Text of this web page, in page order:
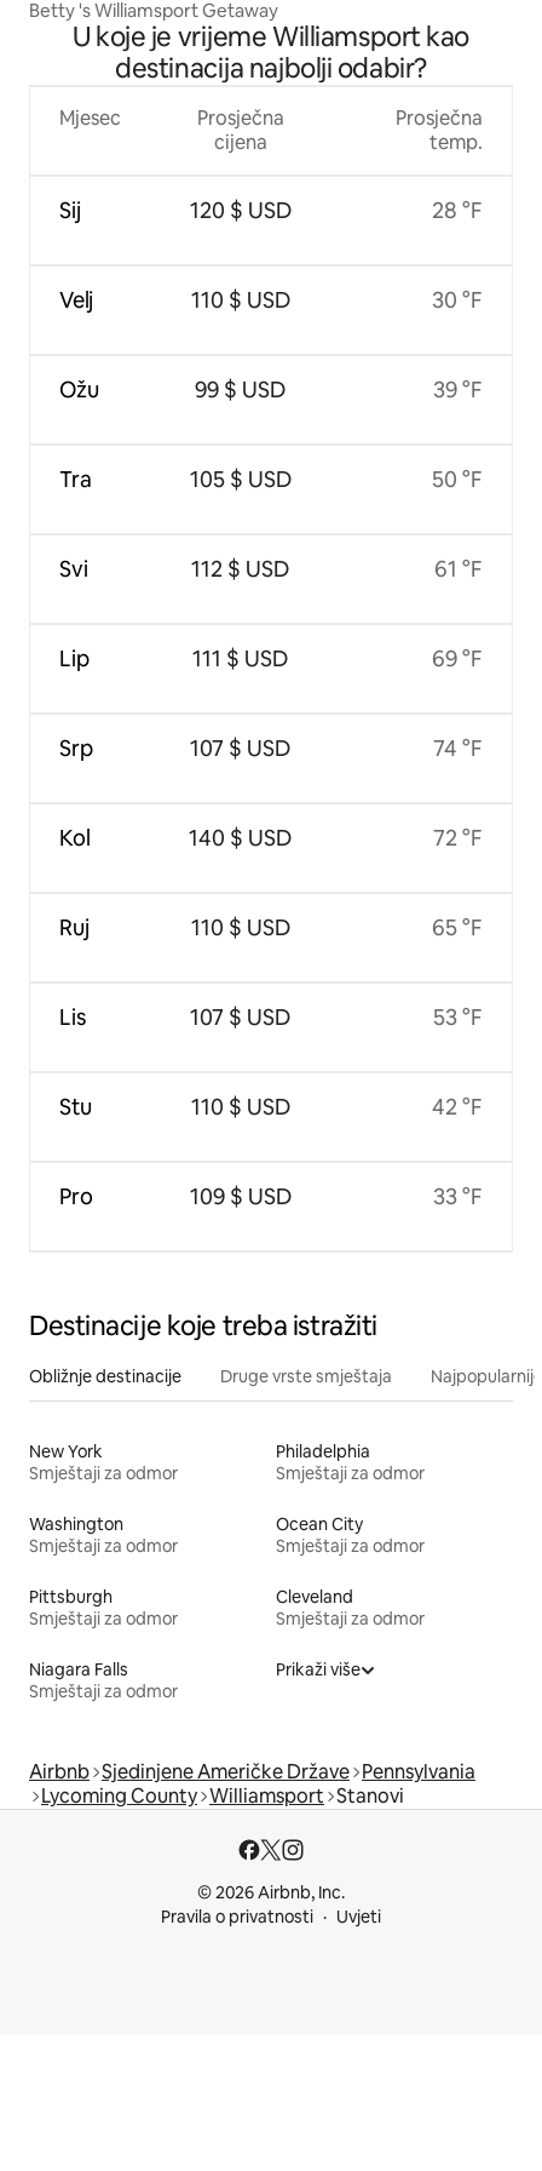
Betty 's Williamsport Getaway
U koje je vrijeme Williamsport kao
destinacija najbolji odabir?
Mjesec
Sij
Velj
Ožu
Tra
Svi
Lip
Srp
Kol
Ruj
Lis
Stu
Pro
Prosječna
cijena
120 $ USD
110 $ USD
99 $ USD
105 $ USD
112 $ USD
111 $ USD
107 $ USD
140 $ USD
110 $ USD
107 $ USD
110 $ USD
109 $ USD
Prosječna
temp.
28 °F
30 °F
39 °F
50 °F
61 °F
69 °F
74 °F
72 °F
65 °F
53 °F
42 °F
33 °F
Destinacije koje treba istražiti
Obližnje destinacije Druge vrste smještaja
New York
Smještaji za odmor
Philadelphia
Smještaji za odmor
Washington
Smještaji za odmor
Ocean City
Smještaji za odmor
Pittsburgh
Smještaji za odmor
Cleveland
Smještaji za odmor
Niagara Falls
Smještaji za odmor
Prikaži više
Airbnb Sjedinjene Američke Države Pennsylvania
Lycoming County Williamsport Stanovi
© 2026 Airbnb, Inc.
Pravila o privatnosti
Uvjeti